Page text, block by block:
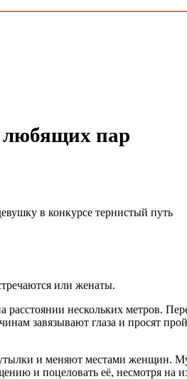
любящих пар
или женаты.
расстоянии нескольких метров.
завязывают глаза и просят
и меняют местами женщин.
и поцеловать её, несмотря на